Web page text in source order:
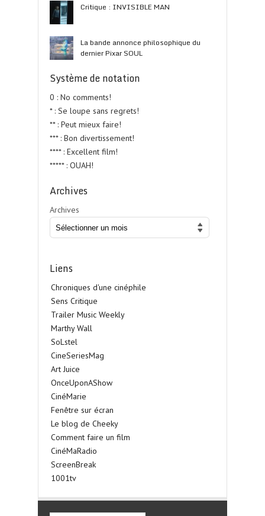
Critique : INVISIBLE MAN
La bande annonce philosophique du
dernier Pixar SOUL
Système de notation
0 : No comments!
* : Se loupe sans regrets!
** : Peut mieux faire!
*** : Bon divertissement!
**** : Excellent film!
***** : OUAH!
Archives
Archives
Liens
Chroniques d'une cinéphile
Sens Critique
Trailer Music Weekly
Marthy Wall
SoLstel
CineSeriesMag
Art Juice
OnceUponAShow
CinéMarie
Fenêtre sur écran
Le blog de Cheeky
Comment faire un film
CinéMaRadio
ScreenBreak
1001tv